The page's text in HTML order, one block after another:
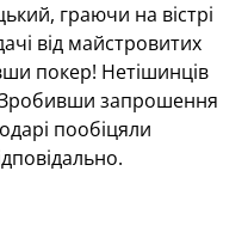
граючи на вістрі
від майстровитих
покер! Нетішинців
запрошення
пообіцяли